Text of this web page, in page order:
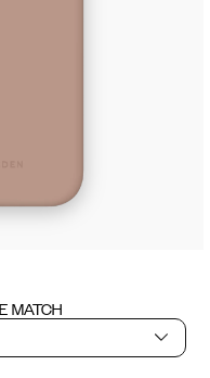
MATCH